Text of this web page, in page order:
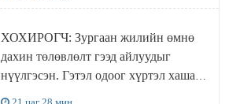
ХОХИРОГЧ: Зургаан жилийн өмнө
дахин төлөвлөлт гээд айлуудыг
нүүлгэсэн. Гэтэл одоог хүртэл хашаа